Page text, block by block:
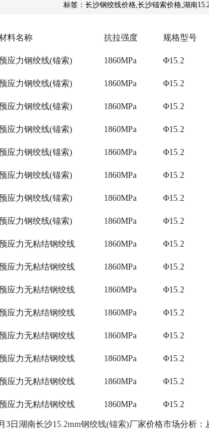
标签：长沙钢绞线价格,长沙锚索价格,湖南
料名称 抗拉强度 规格型号
应力钢绞线(锚索) 1860MPa Φ15.2
应力钢绞线(锚索) 1860MPa Φ15.2
应力钢绞线(锚索) 1860MPa Φ15.2
应力钢绞线(锚索) 1860MPa Φ15.2
应力钢绞线(锚索) 1860MPa Φ15.2
应力钢绞线(锚索) 1860MPa Φ15.2
应力钢绞线(锚索) 1860MPa Φ15.2
应力钢绞线(锚索) 1860MPa Φ15.2
应力无粘结钢绞线 1860MPa Φ15.2
应力无粘结钢绞线 1860MPa Φ15.2
应力无粘结钢绞线 1860MPa Φ15.2
应力无粘结钢绞线 1860MPa Φ15.2
应力无粘结钢绞线 1860MPa Φ15.2
应力无粘结钢绞线 1860MPa Φ15.2
应力无粘结钢绞线 1860MPa Φ15.2
应力无粘结钢绞线 1860MPa Φ15.2
3日湖南长沙15.2mm钢绞线(锚索)厂家价格市场分析：